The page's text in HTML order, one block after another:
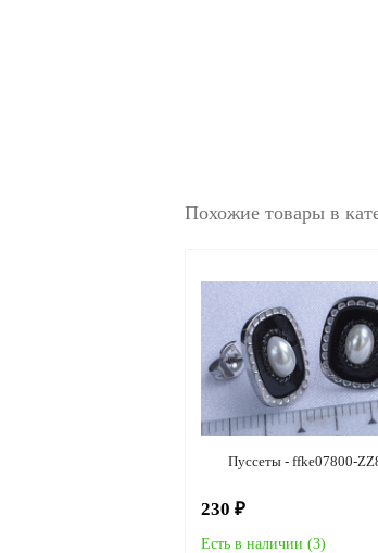
Похожие товары в
Пуссеты - ffke07800-
230 ₽
Есть в наличии (3)